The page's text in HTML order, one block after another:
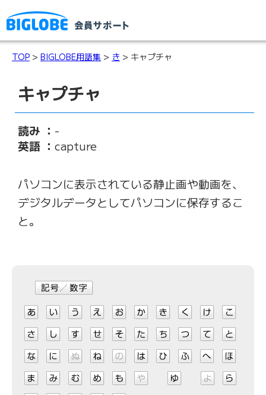
TOP > BIGLOBE用語集 > き > キャプチャ
キャプチャ
読み ： -
英語 ： capture
パソコンに表示されている静止画や動画を、
デジタルデータとしてパソコンに保存するこ
と。